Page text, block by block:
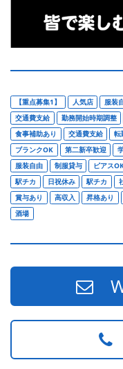
【重点募集1】 人気店 服装
交通費支給
勤務開始時期調整
食事補助あり
交通費支給 転
ブランクOK
第二新卒歓迎
服装自由
制服貸与 ピアス
駅チカ
日祝休み 駅チカ
賞与あり
高収入 昇格あり
酒場